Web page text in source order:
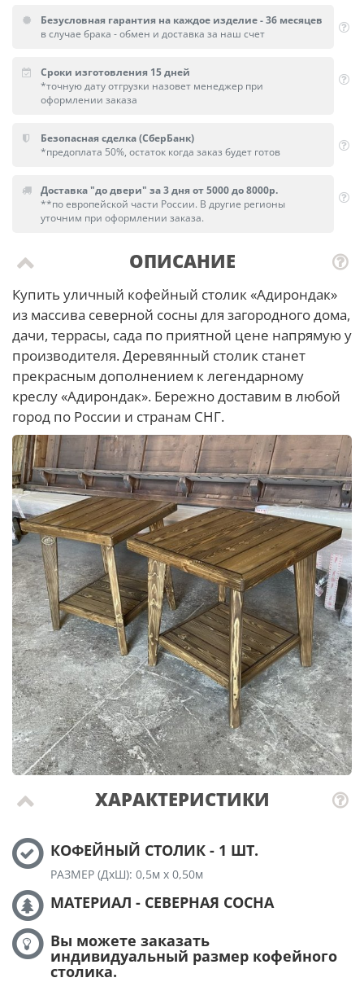
Безусловная гарантия на каждое изделие - 36 месяцев
в случае брака - обмен и доставка за наш счет
Сроки изготовления 15 дней
*точную дату отгрузки назовет менеджер при
оформлении заказа
Безопасная сделка (СберБанк)
*предоплата 50%, остаток когда заказ будет готов
Доставка "до двери" за 3 дня от 5000 до 8000р.
**по европейской части России. В другие регионы
уточним при оформлении заказа.
ОПИСАНИЕ
Купить уличный кофейный столик «Адирондак»
из массива северной сосны для загородного дома,
дачи, террасы, сада по приятной цене напрямую у
производителя. Деревянный столик станет
прекрасным дополнением к легендарному
креслу «Адирондак». Бережно доставим в любой
город по России и странам СНГ.
ХАРАКТЕРИСТИКИ
КОФЕЙНЫЙ СТОЛИК - 1 ШТ.
РАЗМЕР (ДхШ): 0,5м х 0,50м
МАТЕРИАЛ - СЕВЕРНАЯ СОСНА
Вы можете заказать
индивидуальный размер кофейного
столика.